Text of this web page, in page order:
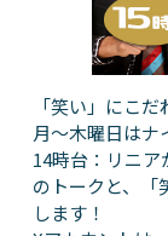
「笑い」にこ
月～木曜日はナ
14時台：リニ
のトークと、「
します！